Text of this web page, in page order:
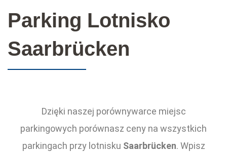
Parking Lotnisko
Saarbrücken
Dzięki naszej porównywarce miejsc
parkingowych porównasz ceny na wszystkich
parkingach przy lotnisku Saarbrücken. Wpisz